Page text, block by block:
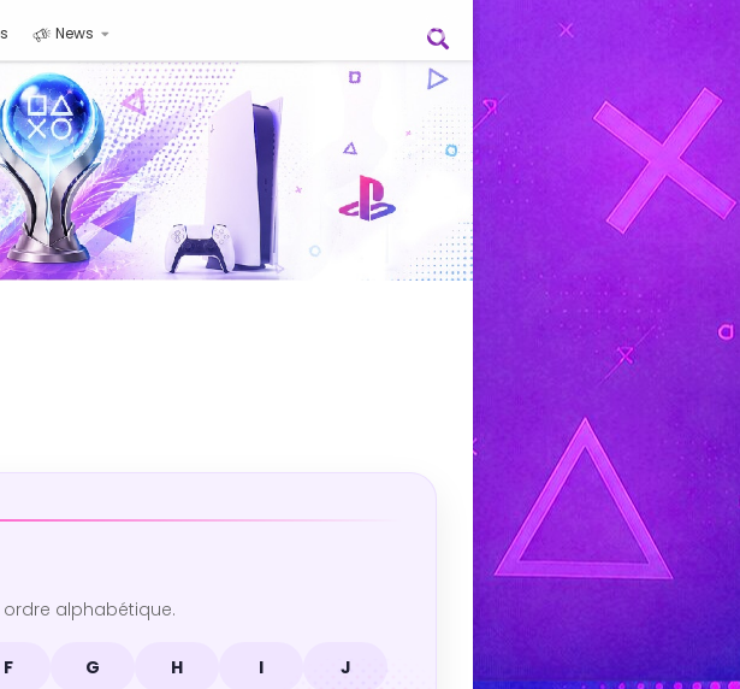
News
alphabétique.
F G H I J